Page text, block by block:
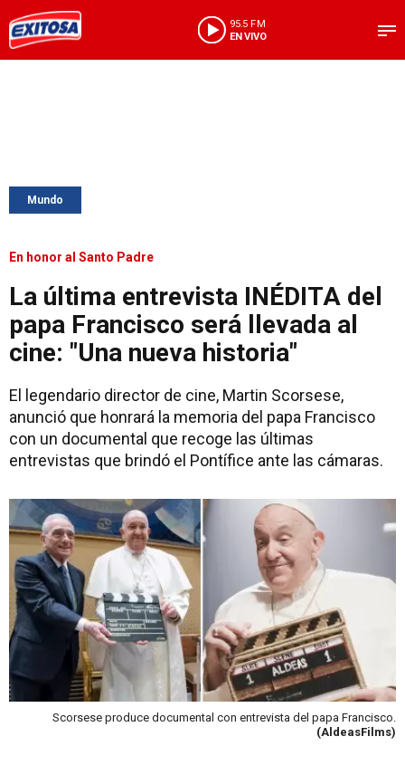
95.5 FM
EN VIVO
Mundo
En honor al Santo Padre
La última entrevista INÉDITA del
papa Francisco será llevada al
cine: "Una nueva historia"
El legendario director de cine, Martin Scorsese,
anunció que honrará la memoria del papa Francisco
con un documental que recoge las últimas
entrevistas que brindó el Pontífice ante las cámaras.
Scorsese produce documental con entrevista del papa Francisco.
(AldeasFilms)